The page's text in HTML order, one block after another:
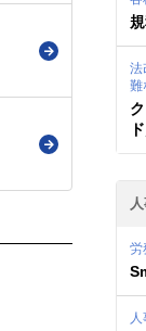
法
難
労